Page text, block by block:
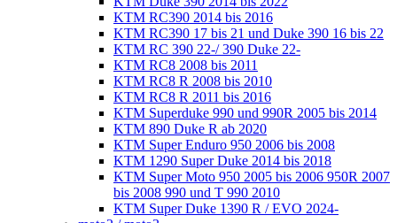
KTM RC390 2014 bis 2016
KTM RC390 17 bis 21 und Duke 390 16 bis 22
KTM RC 390 22-/ 390 Duke 22-
KTM RC8 2008 bis 2011
KTM RC8 R 2008 bis 2010
KTM RC8 R 2011 bis 2016
KTM Superduke 990 und 990R 2005 bis 2014
KTM 890 Duke R ab 2020
KTM Super Enduro 950 2006 bis 2008
KTM 1290 Super Duke 2014 bis 2018
KTM Super Moto 950 2005 bis 2006 950R 2007
bis 2008 990 und T 990 2010
KTM Super Duke 1390 R / EVO 2024-